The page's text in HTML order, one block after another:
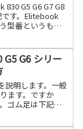
G5 G6 G7 G8
す。Elitebook
型番というもの
G6 シリー
説明します。一般
ます。ですか
ゴム足は下記の